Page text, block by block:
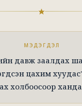
МЭДЭГДЭЛ
давж заалдах
цахим
холбоосоор